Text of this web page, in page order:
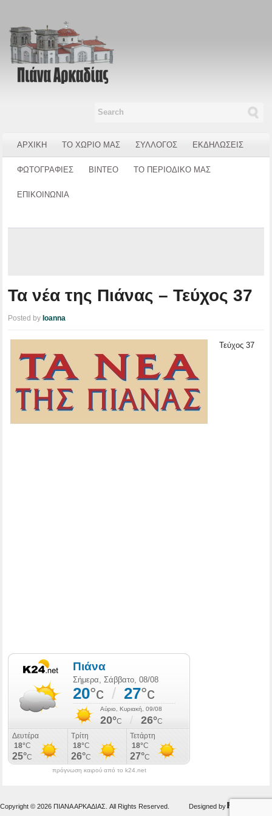
ΑΡΧΙΚΗ ΤΟ ΧΩΡΙΟ ΜΑΣ ΣΥΛΛΟΓΟΣ ΕΚΔΗΛΩΣΕΙΣ
ΦΩΤΟΓΡΑΦΙΕΣ ΒΙΝΤΕΟ ΤΟ ΠΕΡΙΟΔΙΚΟ ΜΑΣ
ΕΠΙΚΟΙΝΩΝΙΑ
Τα νέα της Πιάνας – Τεύχος 37
Posted by Ioanna
Τεύχος 37
πρόγνωση καιρού από το k24.net
Copyright © 2026 ΠΙΑΝΑ ΑΡΚΑΔΙΑΣ. All Rights Reserved. Designed by